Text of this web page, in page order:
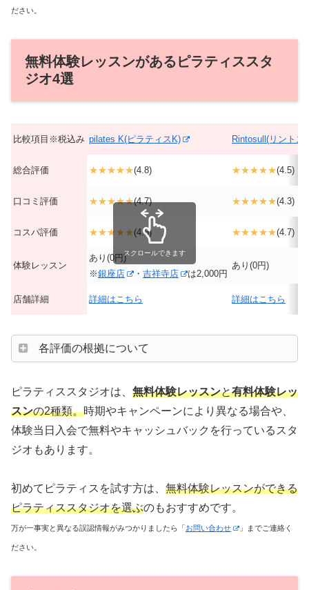
ださい。
無料体験レッスンがあるピラティススタ
ジオ4選
比較項目※税込み pilates K(ピラティスK) Rintosull(リントス
総合評価 ★★★★★(4.8) ★★★★★(4.5)
口コミ評価 ★★★★★(4.7) ★★★★★(4.3)
コスパ評価 ★★★★★(4.6) ★★★★★(4.7)
体験レッスン
あり(0円)
※銀座店 ・ 吉祥寺店 は2,000円
あり(0円)
店舗詳細 詳細はこちら 詳細はこちら
スクロールできます
各評価の根拠について
ピラティススタジオは、 無料体験レッスンと有料体験レッ
スンの2種類。時期やキャンペーンにより異なる場合や、
体験当日入会で無料やキャッシュバックを行っているスタ
ジオもあります。
初めてピラティスを試す方は、 無料体験レッスンができる
ピラティススタジオを選ぶのもおすすめです。
万が一事実と異なる誤認情報がみつかりましたら「 お問い合わせ 」までご連絡く
ださい。